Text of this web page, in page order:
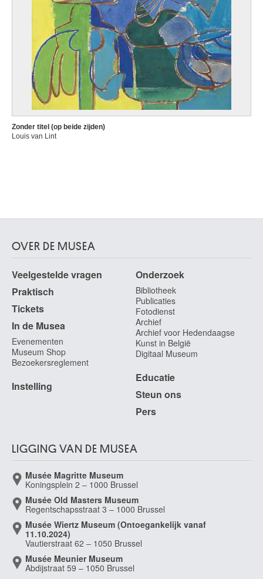
Zonder titel (op beide zijden)
Louis van Lint
OVER DE MUSEA
Veelgestelde vragen
Praktisch
Tickets
In de Musea
Evenementen
Museum Shop
Bezoekersreglement
Instelling
Onderzoek
Bibliotheek
Publicaties
Fotodienst
Archief
Archief voor Hedendaagse
Kunst in België
Digitaal Museum
Educatie
Steun ons
Pers
LIGGING VAN DE MUSEA
Musée Magritte Museum
Koningsplein 2 – 1000 Brussel
Musée Old Masters Museum
Regentschapsstraat 3 – 1000 Brussel
Musée Wiertz Museum (Ontoegankelijk vanaf
11.10.2024)
Vautierstraat 62 – 1050 Brussel
Musée Meunier Museum
Abdijstraat 59 – 1050 Brussel